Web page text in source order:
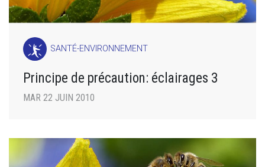
SANTÉ-ENVIRONNEMENT
Principe de précaution: éclairages 3
MAR 22 JUIN 2010